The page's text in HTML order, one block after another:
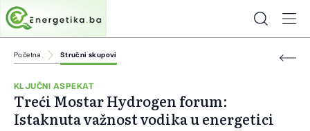
Početna Stručni skupovi
KLJUČNI ASPEKAT
Treći Mostar Hydrogen forum:
Istaknuta važnost vodika u energetici